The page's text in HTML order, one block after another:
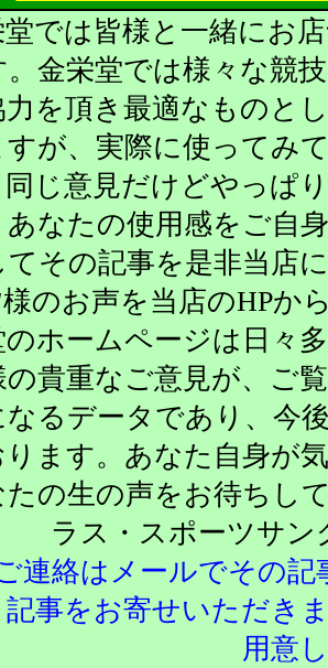
堂では皆様と一緒にお
。金栄堂では様々な競
力を頂き最適なものと
すが、実際に使ってみ
同じ意見だけどやっぱ
あなたの使用感をご自
てその記事を是非当店
のお声を当店のHPか
のホームページは日々
の貴重なご意見が、ご
なるデータであり、今
ります。あなた自身が
たの生の声をお待ちし
ラス・スポーツサ
連絡はメールでその記
記事をお寄せいただき
用意